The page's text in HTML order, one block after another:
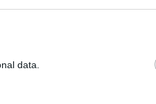
data.
κατηγορούμενου. Το
χώρα, αλλά και
από αιχμηρό